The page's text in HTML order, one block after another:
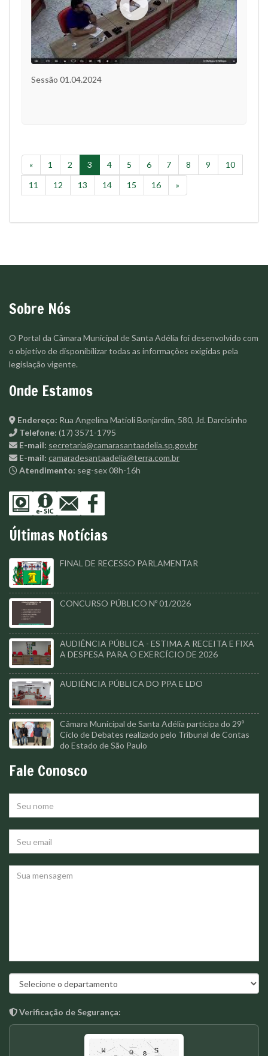
Sessão 01.04.2024
« 1 2 3 4 5 6 7 8 9
10
11
12 13 14 15 16 »
Sobre Nós
O Portal da Câmara Municipal de Santa Adélia foi desenvolvido com
o objetivo de disponibilizar todas as informações exigidas pela
legislação vigente.
Onde Estamos
Endereço: Rua Angelina Matioli Bonjardim, 580, Jd. Darcisinho
Telefone: (17) 3571-1795
E-mail: secretaria@camarasantaadelia.sp.gov.br
E-mail: camaradesantaadelia@terra.com.br
Atendimento: seg-sex 08h-16h
Últimas Notícias
FINAL DE RECESSO PARLAMENTAR
CONCURSO PÚBLICO Nº 01/2026
AUDIÊNCIA PÚBLICA - ESTIMA A RECEITA E FIXA
A DESPESA PARA O EXERCÍCIO DE 2026
AUDIÊNCIA PÚBLICA DO PPA E LDO
Câmara Municipal de Santa Adélia participa do 29º
Ciclo de Debates realizado pelo Tribunal de Contas
do Estado de São Paulo
Fale Conosco
Verificação de Segurança: